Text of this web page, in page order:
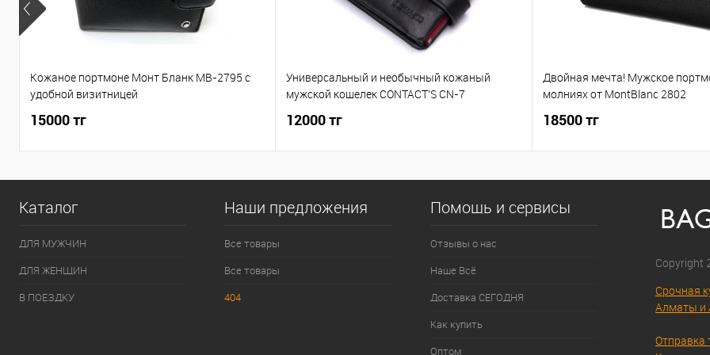
Кожаное портмоне Монт Бланк MB-2795 c
удобной визитницей
15000 тг
Универсальный и необычный кожаный
мужской кошелек CONTACT'S CN-7
12000 тг
Двойная мечта! Мужское
молниях от MontBlanc 2802
18500 тг
Каталог
ДЛЯ МУЖЧИН
ДЛЯ ЖЕНЩИН
В ПОЕЗДКУ
Наши предложения
Все товары
Все товары
404
Помощь и сервисы
Отзывы о нас
Наше Всё
Доставка СЕГОДНЯ
Как купить
Оптом
Copyright
Срочная
Алматы и
Отправка